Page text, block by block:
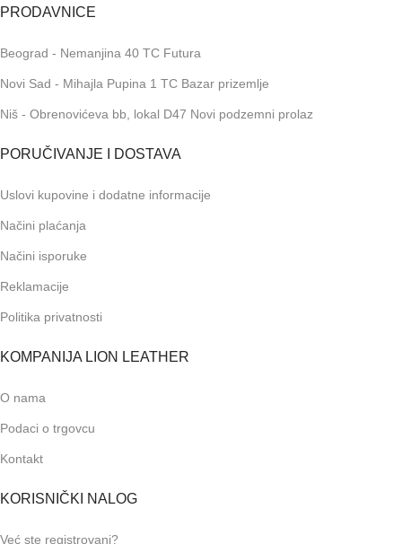
PRODAVNICE
Beograd - Nemanjina 40 TC Futura
Novi Sad - Mihajla Pupina 1 TC Bazar prizemlje
Niš - Obrenovićeva bb, lokal D47 Novi podzemni prolaz
PORUČIVANJE I DOSTAVA
Uslovi kupovine i dodatne informacije
Načini plaćanja
Načini isporuke
Reklamacije
Politika privatnosti
KOMPANIJA LION LEATHER
O nama
Podaci o trgovcu
Kontakt
KORISNIČKI NALOG
Već ste registrovani?